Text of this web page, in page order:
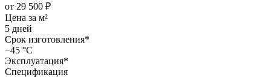
от 29 500 ₽
Цена за м²
5 дней
Срок изготовления*
−45 °C
Эксплуатация*
Спецификация